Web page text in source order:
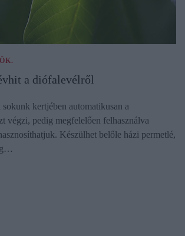
a diófalevélről
kertjében automatikusan a
végzi, pedig megfelelően felhasználva
Készülhet belőle házi permetlé,